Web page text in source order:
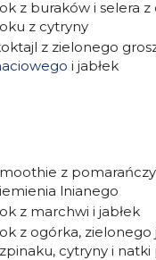
z buraków i selera
z cytryny
z zielonego
i jabłek
z
lnianego
z marchwi i jabłek
z ogórka, zielonego
cytryny i natki